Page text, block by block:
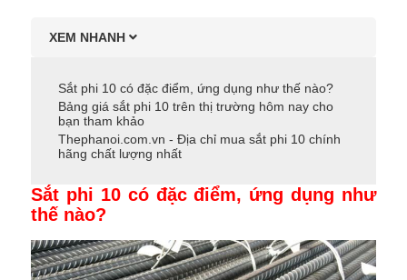
XEM NHANH
Sắt phi 10 có đặc điểm, ứng dụng như thế nào?
Bảng giá sắt phi 10 trên thị trường hôm nay cho
bạn tham khảo
Thephanoi.com.vn - Địa chỉ mua sắt phi 10 chính
hãng chất lượng nhất
Sắt phi 10 có đặc điểm, ứng dụng như
thế nào?